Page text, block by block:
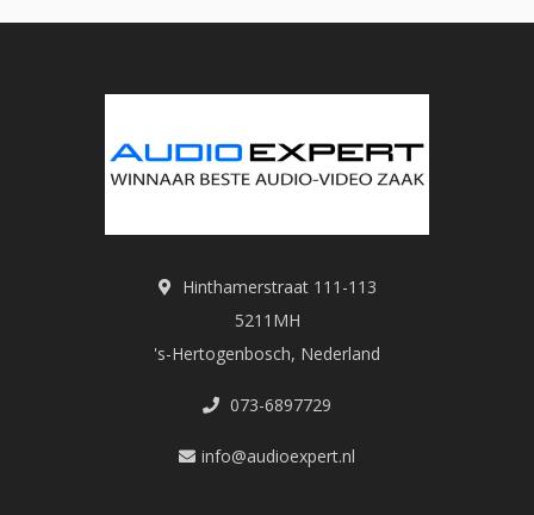
Hinthamerstraat 111-113
5211MH
's-Hertogenbosch, Nederland
073-6897729
info@audioexpert.nl